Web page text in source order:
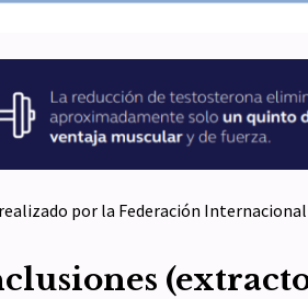
por la Federación Internacional